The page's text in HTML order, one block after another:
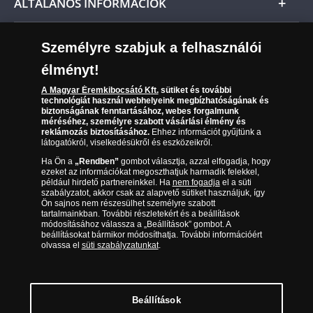
Reklamáció
Visszaküldés
Elállási űrlap
Leiratkozás a hírlevélről
Karrier
Sütik (cookies) használata
Süti (cookies)Beállítások
Társaságunkról
Az érmék és érmek ára és értéke
Gyakran ismételt kérdések
Adatkezelés
06 80 888 889
(díjmentesen hívható hétfőtől csütörtökig 9.00 és 17.00
óra között, péntekenként 9.00 és 15.00 óra között)
Magyar Éremkibocsátó Kft. 1134 Budapest, Váci út 33. Cégjegyzékszám: 01-09-
Személyre szabjuk a felhasználói
élményt!
A Magyar Éremkibocsátó Kft.sütiket és további
technológiát használ webhelyeink megbízhatóságának és
biztonságának fenntartásához, webes forgalmunk
méréséhez, személyre szabott vásárlási élmény és
reklámozás biztosításához.Ehhez információt gyűjtünk a
látogatókról, viselkedésükről és eszközeikről.
Ha Ön a „Rendben”gombot választja, azzal elfogadja, hogy
ezeket az információkat megoszthatjuk harmadik felekkel,
például hirdető partnereinkkel. Ha nem fogadjael a süti
szabályzatot, akkor csak az alapvető sütiket használjuk, így
Ön sajnos nem részesülhet személyre szabott
tartalmainkban. További részletekért és a beállítások
módosításához válassza a „Beállítások” gombot. A
beállításokat bármikor módosíthatja. További információért
olvassa el süti szabályzatunkat.
Beállítások